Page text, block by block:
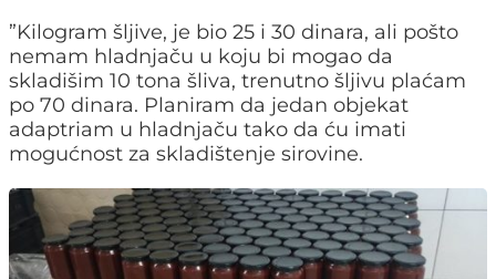
”Kilogram šljive, je bio 25 i 30 dinara, ali pošto
nemam hladnjaču u koju bi mogao da
skladišim 10 tona šliva, trenutno šljivu plaćam
po 70 dinara. Planiram da jedan objekat
adaptriam u hladnjaču tako da ću imati
mogućnost za skladištenje sirovine.